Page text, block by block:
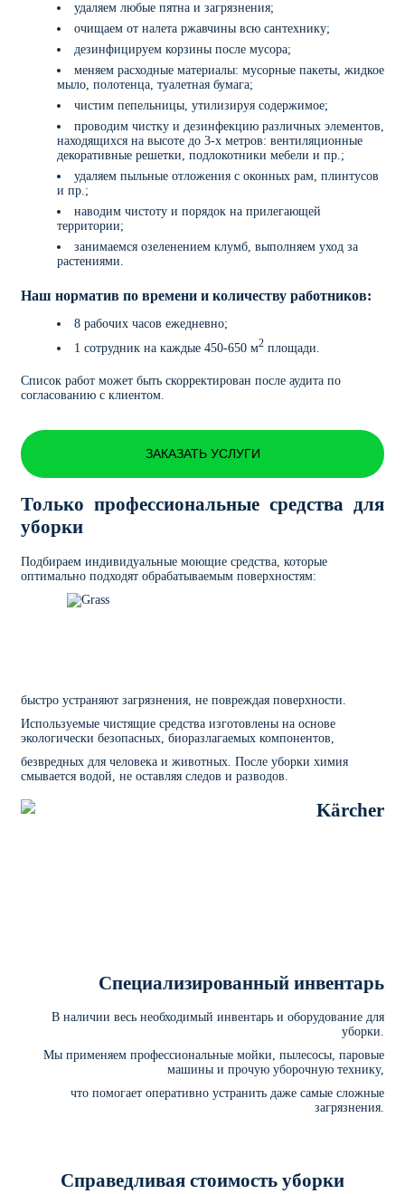
удаляем любые пятна и загрязнения;
очищаем от налета ржавчины всю сантехнику;
дезинфицируем корзины после мусора;
меняем расходные материалы: мусорные пакеты, жидкое
мыло, полотенца, туалетная бумага;
чистим пепельницы, утилизируя содержимое;
проводим чистку и дезинфекцию различных элементов,
находящихся на высоте до 3-х метров: вентиляционные
декоративные решетки, подлокотники мебели и пр.;
удаляем пыльные отложения с оконных рам, плинтусов
и пр.;
наводим чистоту и порядок на прилегающей
территории;
занимаемся озеленением клумб, выполняем уход за
растениями.
Наш норматив по времени и количеству работников:
8 рабочих часов ежедневно;
1 сотрудник на каждые 450-650 м2 площади.
Список работ может быть скорректирован после аудита по
согласованию с клиентом.
ЗАКАЗАТЬ УСЛУГИ
Только профессиональные средства для
уборки
Подбираем индивидуальные моющие средства, которые
оптимально подходят обрабатываемым поверхностям:
быстро устраняют загрязнения, не повреждая поверхности.
Используемые чистящие средства изготовлены на основе
экологически безопасных, биоразлагаемых компонентов,
безвредных для человека и животных. После уборки химия
смывается водой, не оставляя следов и разводов.
Специализированный инвентарь
В наличии весь необходимый инвентарь и оборудование для
уборки.
Мы применяем профессиональные мойки, пылесосы, паровые
машины и прочую уборочную технику,
что помогает оперативно устранить даже самые сложные
загрязнения.
Справедливая стоимость уборки